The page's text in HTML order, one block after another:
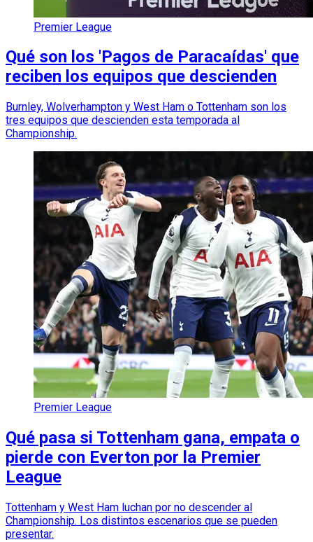
Premier League
Qué son los 'Pagos de Paracaídas' que
reciben los equipos que descienden
Burnley, Wolverhampton y West Ham o Tottenham son los
tres equipos que descienden esta temporada al
Championship.
Premier League
Qué pasa si Tottenham gana, empata o
pierde con Everton por la Premier
League
Tottenham y West Ham luchan por no descender al
Championship. Los distintos escenarios que se pueden
presentar.